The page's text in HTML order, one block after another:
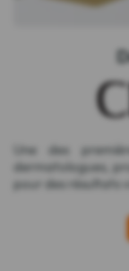
Une des
dermatologues,
pour des résultats